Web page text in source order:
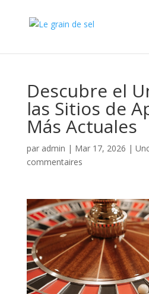
Descubre el
las Sitios de
Más Actuales
par admin | Mar 17, 2026 |
commentaires